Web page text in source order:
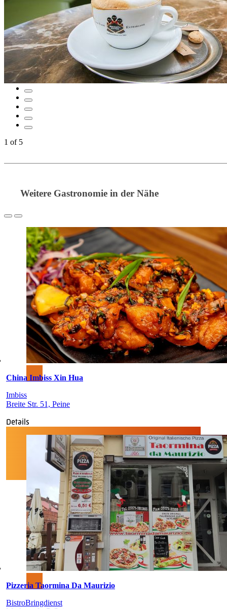
1 of 5
Weitere Gastronomie in der Nähe
China Imbiss Xin Hua
Imbiss
Breite Str. 51, Peine
Details
Pizzeria Taormina Da Maurizio
BistroBringdienst